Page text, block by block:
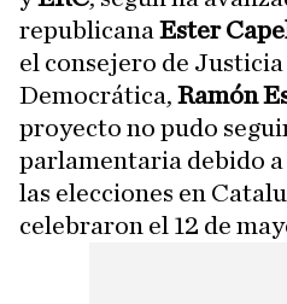
republicana Ester
el consejero de Justicia
Democrática, Ramón
proyecto no pudo
parlamentaria debido
las elecciones en
celebraron el 12 de